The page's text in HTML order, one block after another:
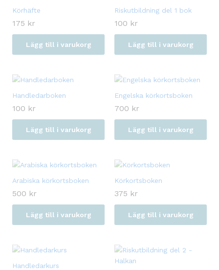
Körhäfte
175 kr
Lägg till i varukorg
Riskutbildning del 1 bok
100 kr
Lägg till i varukorg
Handledarboken
100 kr
Lägg till i varukorg
Engelska körkortsboken
700 kr
Lägg till i varukorg
Arabiska körkortsboken
500 kr
Lägg till i varukorg
Körkortsboken
375 kr
Lägg till i varukorg
Handledarkurs